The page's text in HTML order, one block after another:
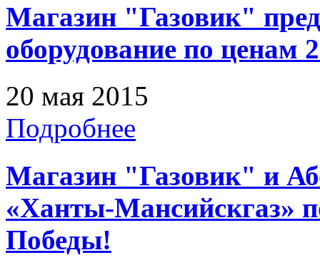
Магазин "Газовик"
оборудование по ценам
20 мая 2015
Подробнее
Магазин "Газовик" и
«Ханты-Мансийскгаз»
Победы!